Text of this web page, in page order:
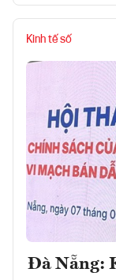
Kinh tế số
Đà Nẵng: